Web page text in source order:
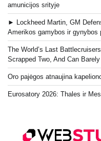
amunicijos srityje
► Lockheed Martin, GM
Amerikos gamybos ir gynybos
The World’s Last
Scrapped Two, And Can
Oro pajėgos atnaujina
Eurosatory 2026: Thales ir